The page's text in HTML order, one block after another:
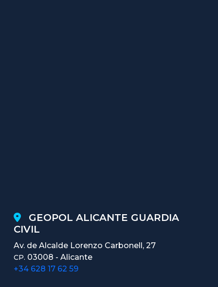
GEOPOL ALICANTE GUARDIA
CIVIL
Av. de Alcalde Lorenzo Carbonell, 27
CP. 03008 - Alicante
+34 628 17 62 59